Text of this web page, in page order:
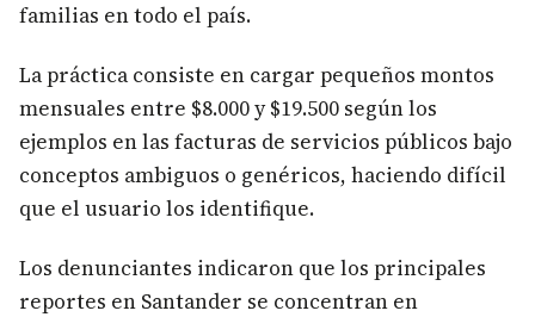
familias en todo el país.
La práctica consiste en cargar pequeños montos
mensuales entre $8.000 y $19.500 según los
ejemplos en las facturas de servicios públicos bajo
conceptos ambiguos o genéricos, haciendo difícil
que el usuario los identifique.
Los denunciantes indicaron que los principales
reportes en Santander se concentran en